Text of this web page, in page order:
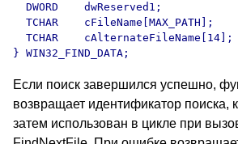
DWORD    dwReserved1;
TCHAR    cFileName[MAX_PATH];
TCHAR
Если поиск завершился успешно,
возвращает идентификатор поиска,
затем использован в цикле при